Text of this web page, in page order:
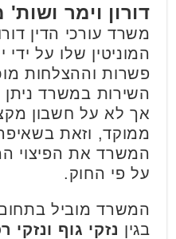
דורון וימר
משרד עורכי הדין
המוניטין שלו על ידי
פשרות וההצלחות
השירות במשרד
אך לא על חשבון
ממוקד, וזאת
המשרד את הפיצוי
על פי החוק.
המשרד מוביל בתחום
בגין נזקי גוף ונזקי